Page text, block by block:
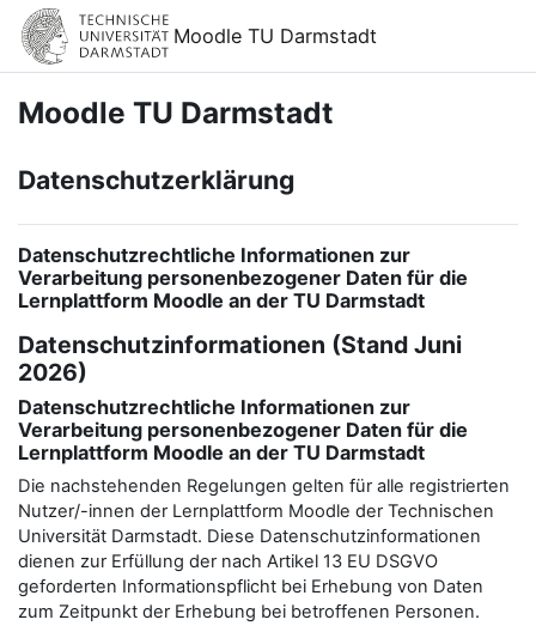
Zum Hauptinhalt
Moodle TU Darmstadt
Moodle TU Darmstadt
Datenschutzerklärung
Datenschutzrechtliche Informationen zur
Verarbeitung personenbezogener Daten für die
Lernplattform Moodle an der TU Darmstadt
Datenschutzinformationen (Stand Juni
2026)
Datenschutzrechtliche Informationen zur
Verarbeitung personenbezogener Daten für die
Lernplattform Moodle an der TU Darmstadt
Die nachstehenden Regelungen gelten für alle registrierten
Nutzer/-innen der Lernplattform Moodle der Technischen
Universität Darmstadt. Diese Datenschutzinformationen
dienen zur Erfüllung der nach Artikel 13 EU DSGVO
geforderten Informationspflicht bei Erhebung von Daten
zum Zeitpunkt der Erhebung bei betroffenen Personen.